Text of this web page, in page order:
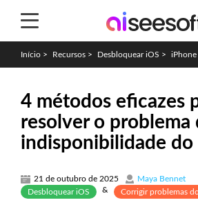
Início > Recursos > Desbloquear iOS > iPhone
4 métodos eficazes
resolver o problema
indisponibilidade do
21 de outubro de 2025
Maya Bennet
Desbloquear iOS
& Corrigir problemas